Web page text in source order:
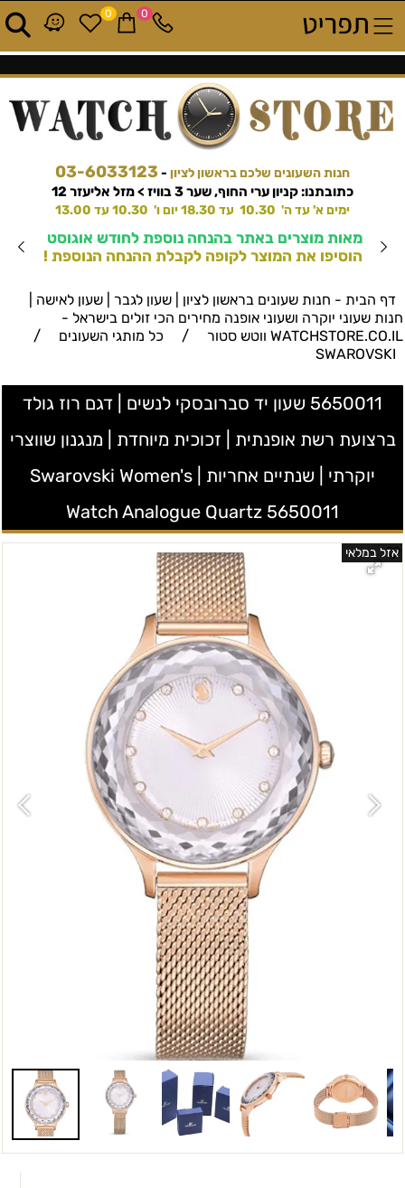
חנות השעונים שלכם בראשון לציון -
03-6033123
כתובתנו: קניון ערי החוף, שער 3 בוויז > מזל אליעזר 12
ימים א' עד ה' 10.30 עד 18.30 יום ו' 10.30 עד 13.00
מאות מוצרים באתר בהנחה נוספת לחודש אוגוסט
הוסיפו את המוצר לקופה לקבלת ההנחה הנוספת !
0 0
דף הבית - חנות שעונים בראשון לציון | שעון לגבר | שעון לאישה |
חנות שעוני יוקרה ושעוני אופנה מחירים הכי זולים בישראל -
WATCHSTORE.CO.IL ווטש סטור
/ כל מותגי השעונים /
SWAROVSKI
5650011 שעון יד סברובסקי לנשים | דגם רוז גולד
ברצועת רשת אופנתית | זכוכית מיוחדת | מנגנון שווצרי
יוקרתי | שנתיים אחריות | Swarovski Women's
Watch Analogue Quartz 5650011
אזל במלאי